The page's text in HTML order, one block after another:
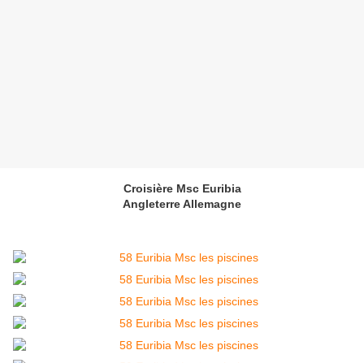
Croisière Msc Euribia
Angleterre Allemagne